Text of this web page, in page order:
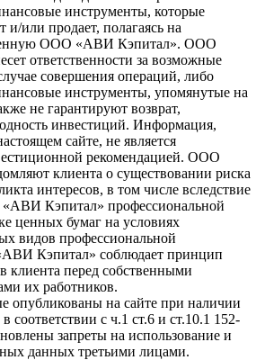
инструменты, которые
и/или продает, полагаясь на
ООО «АВИ Кэпитал». ООО
ответственности за возможные
совершения операций, либо
инструменты, упомянутые на
не гарантируют возврат,
инвестиций. Информация,
сайте, не является
рекомендацией. ООО
клиента о существовании риска
интересов, в том числе вследствие
Кэпитал» профессиональной
ценных бумаг на условиях
видов профессиональной
Кэпитал» соблюдает принцип
клиента перед собственными
их работников.
опубликованы на сайте при наличии
соответствии с ч.1 ст.6 и ст.10.1 152-
запреты на использование и
данных третьими лицами.